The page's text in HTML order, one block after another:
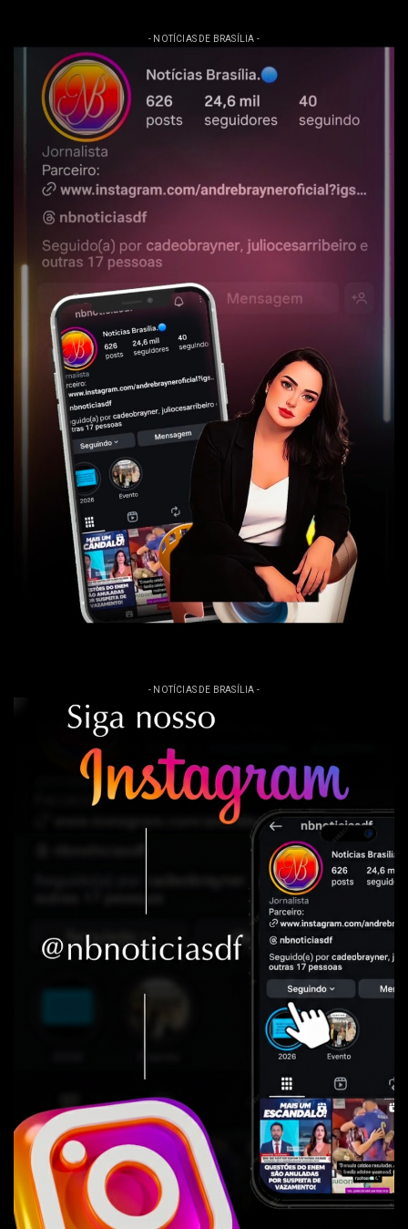
- NOTÍCIAS DE BRASÍLIA -
- NOTÍCIAS DE BRASÍLIA -